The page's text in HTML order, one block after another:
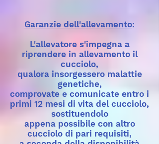
Garanzie dell'allevamento:
L'allevatore s'impegna a
riprendere in allevamento il
cucciolo,
qualora insorgessero malattie
genetiche,
comprovate e comunicate entro i
primi 12 mesi di vita del cucciolo,
sostituendolo
appena possibile con altro
cucciolo di pari requisiti,